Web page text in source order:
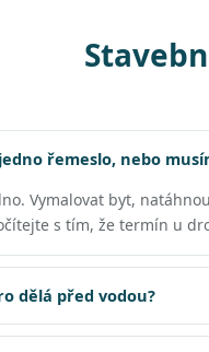
řemeslo, nebo
Vymalovat byt,
s tím, že termín u
dělá před vodou?